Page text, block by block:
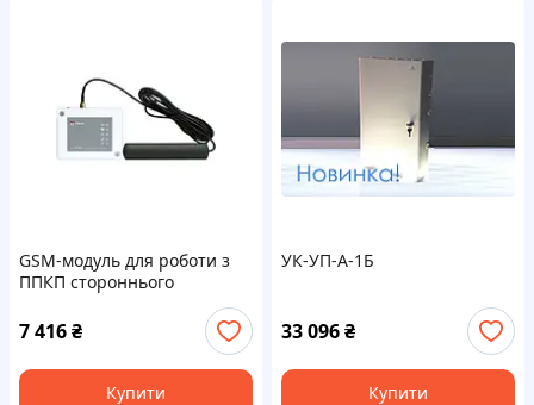
GSM-модуль для роботи з
ППКП стороннього
виробництва Тірас МЦА-
GSM.4
7 416₴
Купити
УК-УП-А-1Б
33 096₴
Купити